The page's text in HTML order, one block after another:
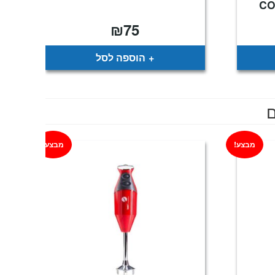
₪75
הוספה לסל
מבצע! מבצע!